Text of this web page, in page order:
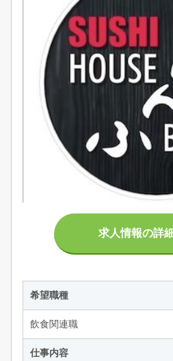
希望職種
飲食関連職
仕事内容
求人情報の詳